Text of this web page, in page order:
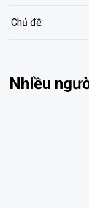
Chủ đề:
Nhiều